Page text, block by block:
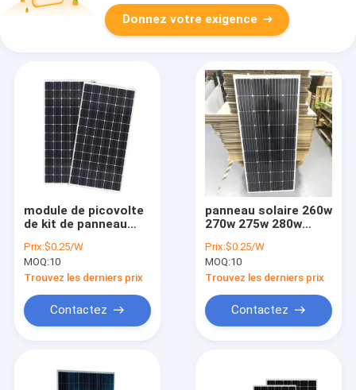
Donnez votre exigence
module de picovolte
de kit de panneau
300w/36 cellules
Prix:$0.25/W
MOQ:10
Trouvez les derniers prix
Contactez
panneau solaire 260w
270w 275w 280w
300w de cellules
mono de toit de
265w Tesla
Prix:$0.25/W
MOQ:10
Trouvez les derniers prix
Contactez